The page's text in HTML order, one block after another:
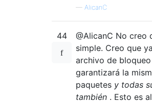
— AlicanC
44
@AlicanC No creo
simple. Creo que
archivo de
garantizará la
paquetes y todas
también . Esto es